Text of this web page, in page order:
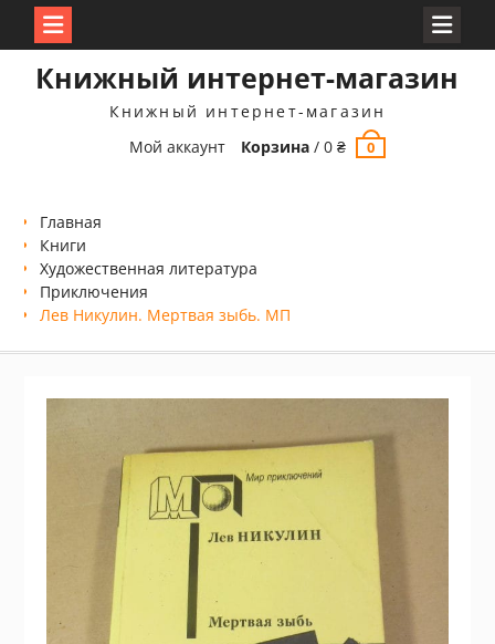
Книжный интернет-магазин
Книжный интернет-магазин
Мой аккаунт
Корзина /0₴ 0
Главная
Книги
Xудожественная литература
Приключения
Лев Никулин. Мертвая зыбь. МП